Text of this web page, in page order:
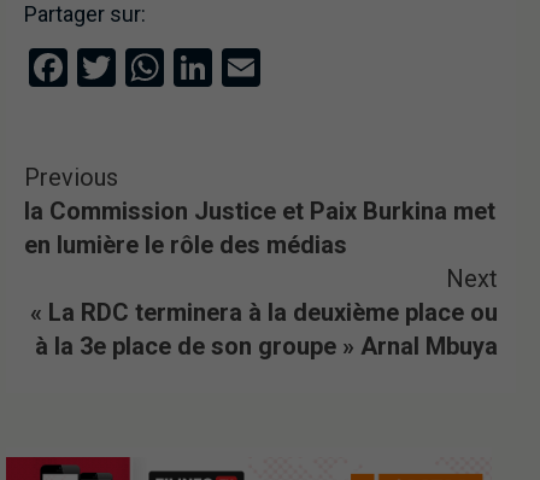
Partager sur:
Facebook
TwitterWhatsApp
LinkedIn
Previous
la Commission Justice et Paix Burkina met
en lumière le rôle des médias
Next
« La RDC terminera à la deuxième place ou
à la 3e place de son groupe » Arnal Mbuya